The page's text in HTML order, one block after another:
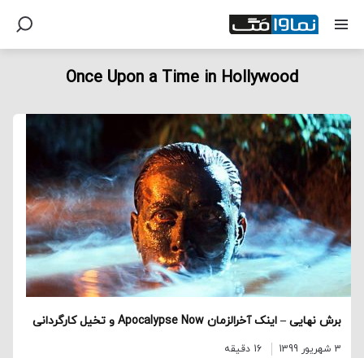
Once Upon a Time in Hollywood
برش نهایی – اینک آخرالزمان Apocalypse Now و تخیل کارگردانی
3 شهریور 1399 16 دقیقه